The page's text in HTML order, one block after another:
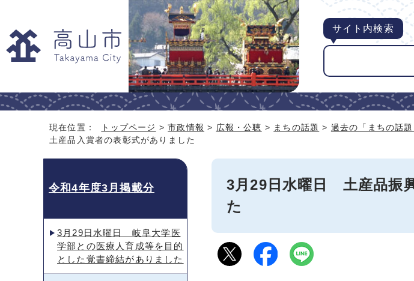
サイト内検索
現在位置： トップページ >市政情報 > 広報・公聴 > まちの話題 > 過去の「まちの話題
土産品入賞者の表彰式がありました
3月29日水曜日 土産品振
た
令和4年度3月掲載分
3月29日水曜日 岐阜大学医
学部との医療人育成等を目的
とした覚書締結がありました